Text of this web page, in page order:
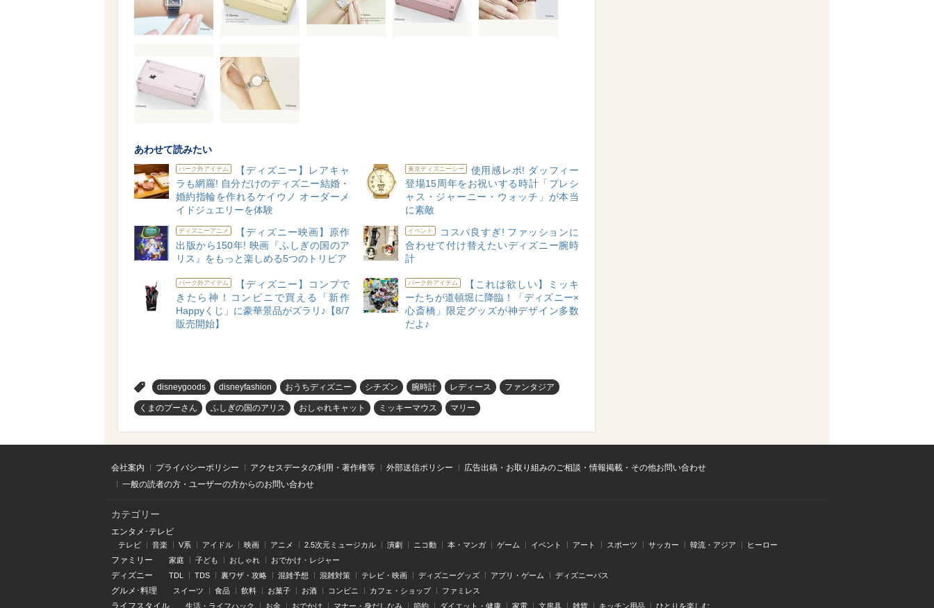
あわせて読みたい
パーク外アイテム
【ディズニー】レアキャ
ラも網羅! 自分だけのディズニー結婚・
婚約指輪を作れるケイウノ オーダーメ
イドジュエリーを体験
東京ディズニーシー
使用感レポ! ダッフィー
登場15周年をお祝いする時計「プレシ
ャス・ジャーニー・ウォッチ」が本当
に素敵
ディズニーアニメ
【ディズニー映画】原作
出版から150年! 映画『ふしぎの国のア
リス』をもっと楽しめる5つのトリビア
イベント
コスパ良すぎ! ファッションに
合わせて付け替えたいディズニー腕時
計
パーク外アイテム
【ディズニー】コンプで
きたら神！コンビニで買える「新作
Happyくじ」に豪華景品がズラリ♪【8/7
販売開始】
パーク外アイテム
【これは欲しい】ミッキ
ーたちが道頓堀に降臨！「ディズニー×
心斎橋」限定グッズが神デザイン多数
だよ♪
disneygoods disneyfashion おうちディズニー シチズン 腕時計 レディース ファンタジア
くまのプーさん ふしぎの国のアリス おしゃれキャット ミッキーマウス マリー
会社案内 プライバシーポリシー アクセスデータの利用・著作権等 外部送信ポリシー
広告出稿・お取り組みのご相談・情報掲載・その他お問い合わせ
一般の読者の方・ユーザーの方からのお問い合わせ
カテゴリー
エンタメ･テレビ
テレビ 音楽 V系 アイドル 映画 アニメ 2.5次元ミュージカル 演劇 ニコ動 本・マンガ ゲーム イベント アート スポーツ サッカー 韓流・アジア ヒーロー
ファミリー 家庭 子ども おしゃれ おでかけ・レジャー
ディズニー TDL TDS 裏ワザ・攻略 混雑予想 混雑対策 テレビ・映画 ディズニーグッズ アプリ・ゲーム ディズニーパス
グルメ･料理 スイーツ 食品 飲料 お菓子 お酒 コンビニ カフェ・ショップ ファミレス
ライフスタイル 生活・ライフハック お金 おでかけ マナー・身だしなみ 節約 ダイエット・健康 家電 文房具 雑貨 キッチン用品 ひとりを楽しむ